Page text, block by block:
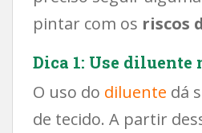
pintar com os riscos
Dica 1: Use diluente
O uso do diluente dá
de tecido. A partir